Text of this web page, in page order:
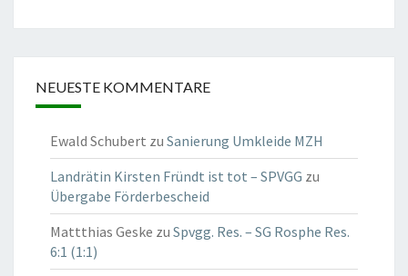
NEUESTE KOMMENTARE
Ewald Schubert zu Sanierung Umkleide MZH
Landrätin Kirsten Fründt ist tot – SPVGG zu
Übergabe Förderbescheid
Mattthias Geske zu Spvgg. Res. – SG Rosphe Res.
6:1 (1:1)